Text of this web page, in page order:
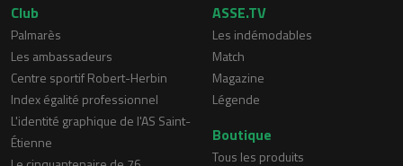
Club
Palmarès
Les ambassadeurs
Centre sportif Robert-Herbin
Index égalité professionnel
L'identité graphique de l'AS Saint-
Étienne
ASSE.TV
Les indémodables
Match
Magazine
Légende
Boutique
Tous les produits